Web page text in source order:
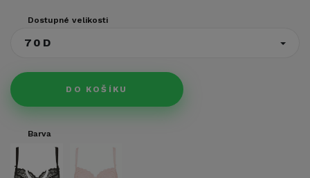
Dostupné velikosti
70D
DO KOŠÍKU
Barva